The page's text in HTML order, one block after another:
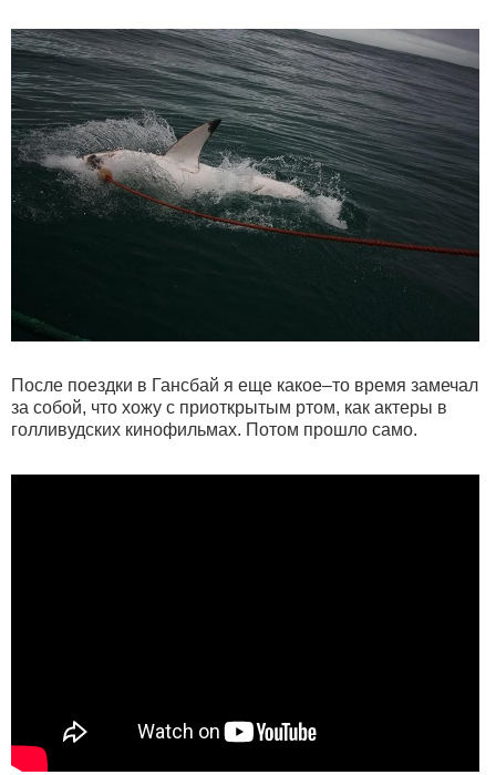
После поездки в Гансбай я еще какое–то время замечал
за собой, что хожу с приоткрытым ртом, как актеры в
голливудских кинофильмах. Потом прошло само.